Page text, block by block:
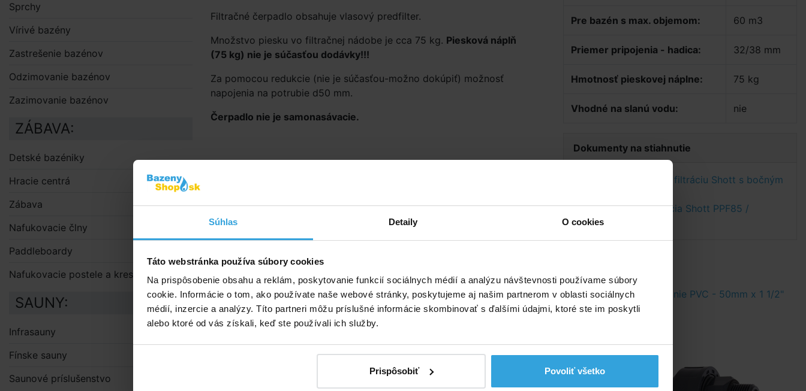
Súhlas Detaily O cookies
Táto webstránka používa súbory cookies
Na prispôsobenie obsahu a reklám, poskytovanie funkcií sociálnych médií a analýzu návštevnosti používame súbory
cookie. Informácie o tom, ako používate naše webové stránky, poskytujeme aj našim partnerom v oblasti sociálnych
médií, inzercie a analýzy. Títo partneri môžu príslušné informácie skombinovať s ďalšími údajmi, ktoré ste im poskytli
alebo ktoré od vás získali, keď ste používali ich služby.
Prispôsobiť Povoliť všetko
Filtračné čerpadlo obsahuje vlasový predfilter.
Množstvo piesku vo filtračnej nádobe je cca 75 kg. Piesková náplň
(75 kg) nie je súčasťou dodávky!!!
Za pomocou redukcie (nie je súčasťou-možno dokúpiť) možnosť
napojenia na potrubie d50 mm.
Čerpadlo nie je samonasávacie.
Pre bazén s max. objemom: 60 m3
Priemer pripojenia - hadica: 32/38 mm
Hmotnosť pieskovej náplne: 75 kg
Vhodné na slanú vodu: nie
Dokumenty na stiahnutie
Návod na pieskovú filtráciu Shott s bočným
Technický list filtrácia Shott PPF85 /
19000WP SIDE (AJ)
Doporučené príslušenstvo (4)
Filtračný piesok 25kg FIBALON 3D 350g Skrutkovanie PVC - 50mm x 1 1/2"
Sprchy
Vírivé bazény
Zastrešenie bazénov
Odzimovanie bazénov
Zazimovanie bazénov
ZÁBAVA:
Detské bazéniky
Hracie centrá
Zábava
Nafukovacie člny
Paddleboardy
Nafukovacie postele a kreslá
SAUNY:
Infrasauny
Fínske sauny
Saunové príslušenstvo